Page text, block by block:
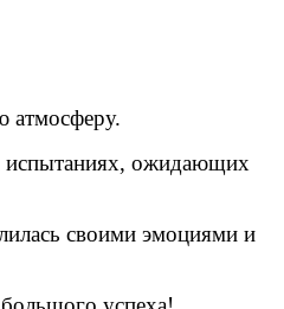
атмосферу.
испытаниях, ожидающих
своими эмоциями и